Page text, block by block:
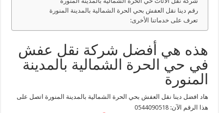
رقم دينا نقل العفش بحي الحرة الشمالية بالمدينة المنورة
تعرف على خدماتنا الأخرى:
هذه هي أفضل شركة نقل عفش
في حي الحرة الشمالية بالمدينة
المنورة
هاد افضل دينا نقل العفش بحي الحرة الشمالية بالمدينة المنورة اتصل على
هذا الرقم الآن:0544090518